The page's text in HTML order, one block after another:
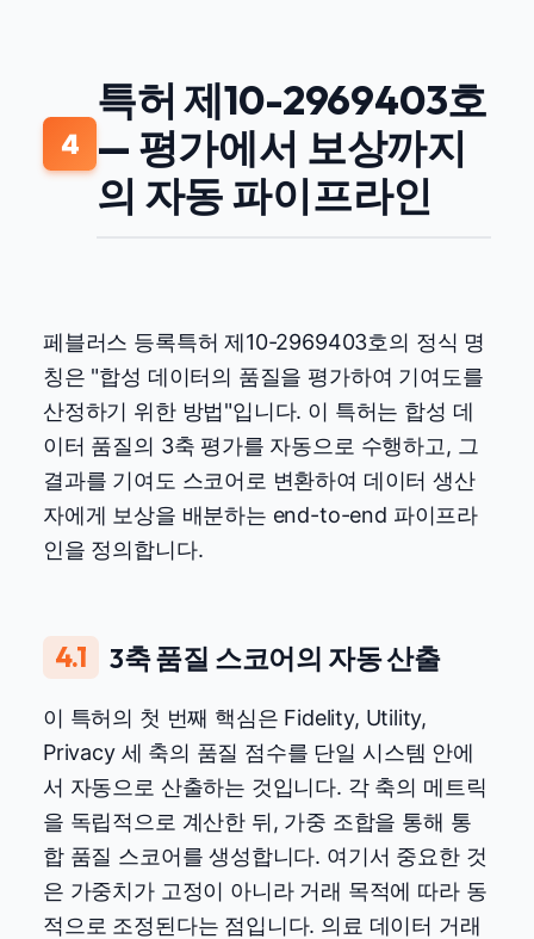
4
특허 제10-2969403호
— 평가에서 보상까지
의 자동 파이프라인
페블러스 등록특허 제10-2969403호의 정식 명
칭은 "합성 데이터의 품질을 평가하여 기여도를
산정하기 위한 방법"입니다. 이 특허는 합성 데
이터 품질의 3축 평가를 자동으로 수행하고, 그
결과를 기여도 스코어로 변환하여 데이터 생산
자에게 보상을 배분하는 end-to-end 파이프라
인을 정의합니다.
4.1 3축 품질 스코어의 자동 산출
이 특허의 첫 번째 핵심은 Fidelity, Utility,
Privacy 세 축의 품질 점수를 단일 시스템 안에
서 자동으로 산출하는 것입니다. 각 축의 메트릭
을 독립적으로 계산한 뒤, 가중 조합을 통해 통
합 품질 스코어를 생성합니다. 여기서 중요한 것
은 가중치가 고정이 아니라 거래 목적에 따라 동
적으로 조정된다는 점입니다. 의료 데이터 거래